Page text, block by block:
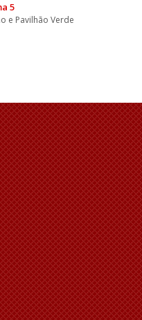
5
e Pavilhão Verde